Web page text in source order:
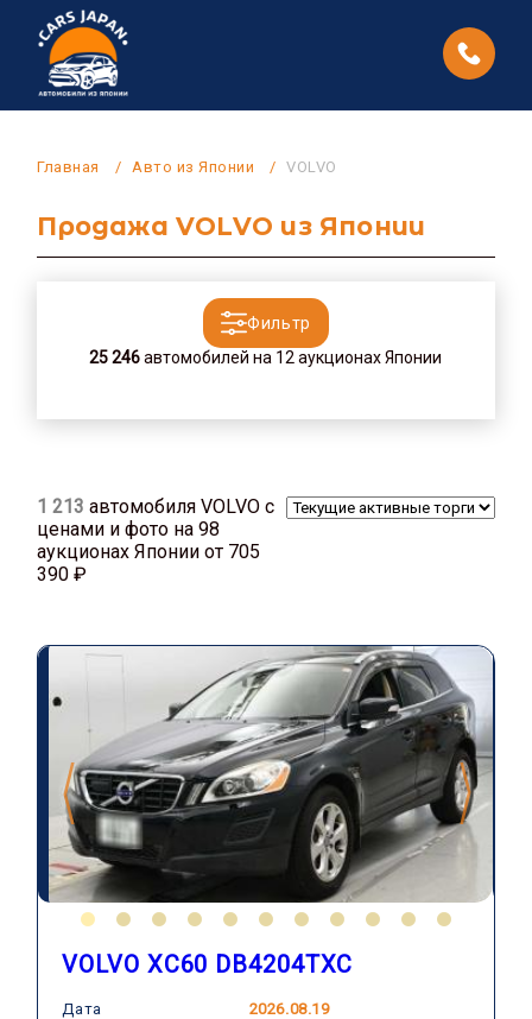
Главная Авто из Японии VOLVO
Продажа VOLVO из Японии
Фильтр
25 246автомобилей на 12 аукционах Японии
1 213 автомобиля VOLVO с
ценами и фото на 98
аукционах Японии от 705
390 ₽
VOLVO XC60 DB4204TXC
Дата
2026.08.19